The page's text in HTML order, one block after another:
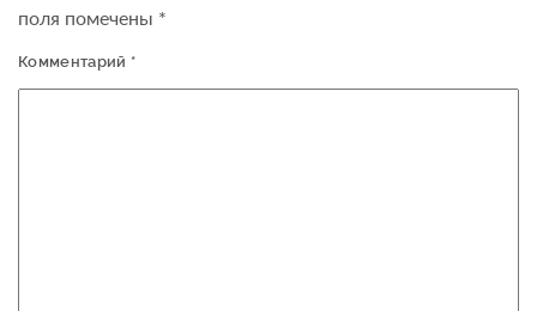
поля помечены *
Комментарий *